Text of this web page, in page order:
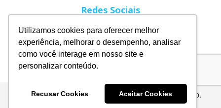
Utilizamos cookies para oferecer melhor
experiência, melhorar o desempenho, analisar
como você interage em nosso site e
personalizar conteúdo.
Recusar Cookies Aceitar Cookies
Redes Sociais
Linkedin
Instagram
Facebook
Sistab Energia. Feito com
no Rio de Janeiro.